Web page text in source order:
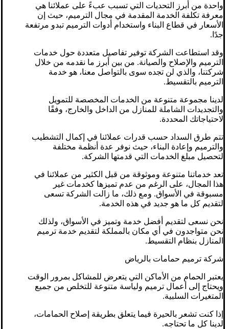
واحدة من أبرز التحديات التي تسبب عبءً على عملائنا هي
معرفة تكلفة الخدمة المقدمة في مجال الترميم، حيث إن
الأسعار في قطاع البناء واستخدام أدوات الترميم تبدو مرتفعة
جدًا.
وقد استطاعت الشركة توفير تفاصيل متعددة حول خدمات
الترميم والإصلاح والصيانة. من بين أبرز ما نقدمه من خلال
شركتنا، والذي لن تجده سوى بالتواصل معنا، هو خدمة
الترميم بالتقسيط.
لدينا مجموعة متنوعة من الخدمات المخصصة للتمويل
والتجديدات الشاملة للمنازل من الداخل والخارج، وفقًا
لاحتياجاتك المحددة.
تتم طرق السداد حسب قدرات عملائنا في إكمال التشطيب
والترميم وإعادة البناء، حيث نوفر عدة أنظمة مختلفة
لتحصيل مبلغ الخدمات التي قدمتها الشركة.
تعد خدماتنا متنوعة وموثوقة من قبل الكثير من عملائنا في
هذا المجال، على الرغم من عدم تميزها كخدمات غير
مسبوقة في الأسواق. ومع ذلك، ما زالت الشركة تسعى
لتقديم كل ما هو جديد في هذه الخدمة.
نحن نسعى لتقديم أفضل خدمة وتميز في الأسواق، ولذلك
نحن متواجدون في أي مكان بالمملكة لتقديم خدمة ترميم
المنازل بنظام التقسيط.
شركة ترميم حمامات بالرياض
يعتبر الحمام من الأماكن التي يتعرض للمشاكل بمرور الوقت
ويحتاج إلى أعمال ترميم ولياسة متنوعة للتخلص من جميع
المتغيرات السلبية.
إذا كنت تشعر بالحيرة فيما يتعلق بطريقة إصلاح الحمامات،
لدينا كل ما تحتاجه.